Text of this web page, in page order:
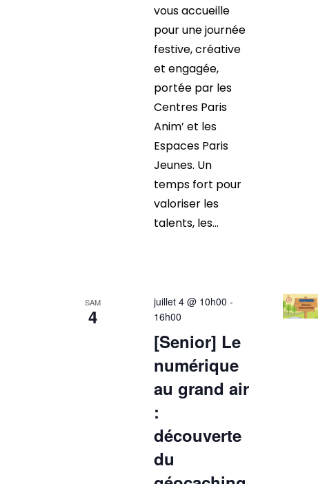
vous accueille
pour une journée
festive, créative
et engagée,
portée par les
Centres Paris
Anim’ et les
Espaces Paris
Jeunes. Un
temps fort pour
valoriser les
talents, les...
SAM
4
[Senior] Le
numérique
au grand air
:
découverte
du
juillet 4 @ 10h00 -
16h00